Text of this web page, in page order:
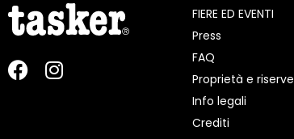
FIERE ED EVENTI
Press
FAQ
Proprietà e riserve
Info legali
Crediti